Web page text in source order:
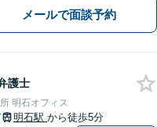
軽く迅速・誠実に対応しま
はお気軽にご相談ください。
メールで面談予約
護士
明石オフィス
明石駅 から徒歩5分